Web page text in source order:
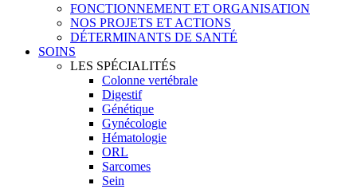
FONCTIONNEMENT ET ORGANISATION
NOS PROJETS ET ACTIONS
DÉTERMINANTS DE SANTÉ
SOINS
LES SPÉCIALITÉS
Colonne vertébrale
Digestif
Génétique
Gynécologie
Hématologie
ORL
Sarcomes
Sein